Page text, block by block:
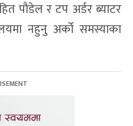
पौडेल र टप अर्डर ब्याटर
नहुनु अर्को समस्याका